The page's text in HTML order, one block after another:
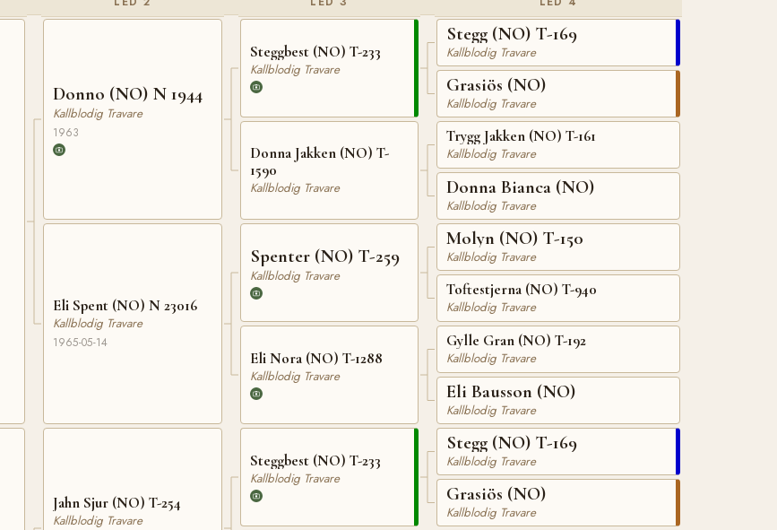
Donno (NO) N 1944
Kallblodig Travare
1963
Eli Spent (NO) N 23016
Kallblodig Travare
1965-05-14
Jahn Sjur (NO) T-254
Kallblodig Travare
Steggbest (NO) T-233
Kallblodig Travare
Donna Jakken (NO) T-
1590
Kallblodig Travare
Spenter (NO) T-259
Kallblodig Travare
Eli Nora (NO) T-1288
Kallblodig Travare
Steggbest (NO) T-233
Kallblodig Travare
Stegg (NO) T-169
Kallblodig Travare
Grasiös (NO)
Kallblodig Travare
Trygg Jakken (NO) T-161
Kallblodig Travare
Donna Bianca (NO)
Kallblodig Travare
Molyn (NO) T-150
Kallblodig Travare
Toftestjerna (NO) T-940
Kallblodig Travare
Gylle Gran (NO) T-192
Kallblodig Travare
Eli Bausson (NO)
Kallblodig Travare
Stegg (NO) T-169
Kallblodig Travare
Grasiös (NO)
Kallblodig Travare